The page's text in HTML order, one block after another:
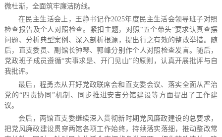
微杜渐，全面筑牢廉洁防线。
在民主生活会上，王静书记作2025年度民主生活会领导班子对照
检查报告及个人对照检查。紧扣主题，对照“五个带头”要求认真查摆
问题、分析典型案例、深入剖析根源，提出行之有效的整改举措。随
后，直支委员、副馆长钟琴、郭峰分别作个人对照检查发言。随后，
党政班子成员遵循“实事求是、开门见山”的原则，认真开展批评与自
我批评。
最后，程勇杰从开好党政联席会和直支委会议、落实全面从严治
党的“四责协同”机制、同步推进安吉分馆建设等方面提出了工作建
议。
会后，两馆直支委继续深入贯彻新时期党风廉政建设的总要求，
把党风廉政建设贯穿两馆各项工作始终，持续落实落细，推动整改常